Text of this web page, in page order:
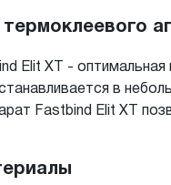
Elit XT -
в
Fastbind Elit XT